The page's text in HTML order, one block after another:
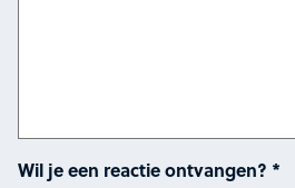
Wil je een reactie ontvangen? *